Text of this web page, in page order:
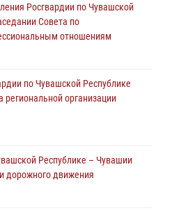
задержали подозреваемого в
войск национальной гвардии
генерал армии Виктор Золотов
тыла с профессиональным
Росгвардии по Чувашской
Совета по
отношениям
по Чувашской Республике
региональной организации
Республике – Чувашии
дорожного движения